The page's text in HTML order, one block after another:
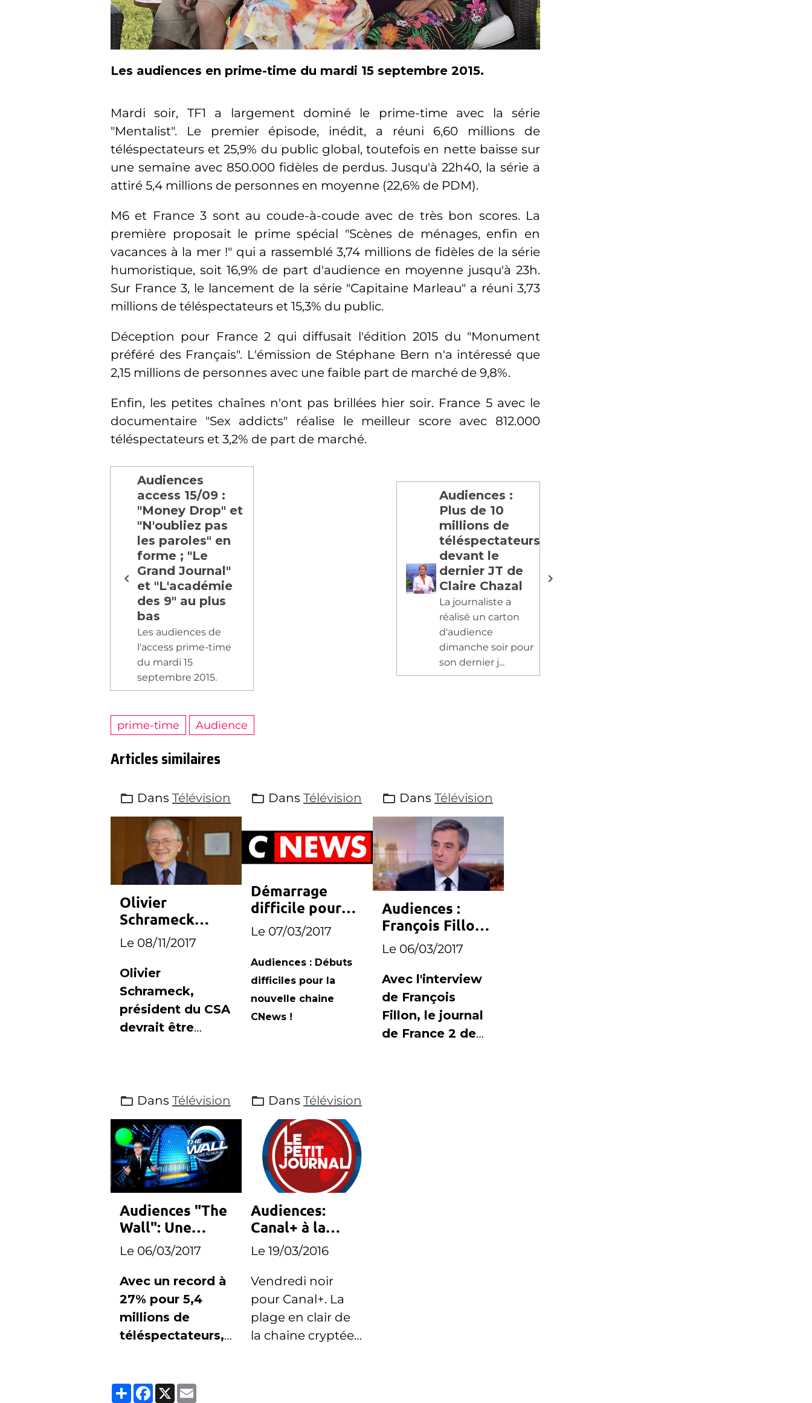
Les audiences en prime-time du mardi 15 septembre 2015.
Mardi soir, TF1 a largement dominé le prime-time avec la série
"Mentalist". Le premier épisode, inédit, a réuni 6,60 millions de
téléspectateurs et 25,9% du public global, toutefois en nette baisse sur
une semaine avec 850.000 fidèles de perdus. Jusqu'à 22h40, la série a
attiré 5,4 millions de personnes en moyenne (22,6% de PDM).
M6 et France 3 sont au coude-à-coude avec de très bon scores. La
première proposait le prime spécial "Scènes de ménages, enfin en
vacances à la mer !" qui a rassemblé 3,74 millions de fidèles de la série
humoristique, soit 16,9% de part d'audience en moyenne jusqu'à 23h.
Sur France 3, le lancement de la série "Capitaine Marleau" a réuni 3,73
millions de téléspectateurs et 15,3% du public.
Déception pour France 2 qui diffusait l'édition 2015 du "Monument
préféré des Français". L'émission de Stéphane Bern n'a intéressé que
2,15 millions de personnes avec une faible part de marché de 9,8%.
Enfin, les petites chaînes n'ont pas brillées hier soir. France 5 avec le
documentaire "Sex addicts" réalise le meilleur score avec 812.000
téléspectateurs et 3,2% de part de marché.
Audiences
access 15/09 :
"Money Drop" et
"N'oubliez pas
les paroles" en
forme ; "Le
Grand Journal"
et "L'académie
des 9" au plus
bas
Les audiences de
l'access prime-time
du mardi 15
septembre 2015.
Audiences :
Plus de 10
millions de
téléspectateurs
devant le
dernier JT de
Claire Chazal
La journaliste a
réalisé un carton
d'audience
dimanche soir pour
son dernier j...
prime-time Audience
Articles similaires
Dans Télévision
Olivier
Schrameck
nommé
président du
RIRM
Le 08/11/2017
Olivier
Schrameck,
président du CSA
devrait être
Dans Télévision
Démarrage
difficile pour
CNews
Le 07/03/2017
Audiences : Débuts
difficiles pour la
nouvelle chaine
CNews !
Dans Télévision
Audiences :
François Fillon
offre le record
au journal de
France 2
Le 06/03/2017
Avec l'interview
de François
Fillon, le journal
de France 2 de
Dans Télévision
Audiences "The
Wall": Une
bonne semaine
pour TF1
Le 06/03/2017
Avec un record à
27% pour 5,4
millions de
téléspectateurs,
première
Dans Télévision
Audiences:
Canal+ à la
ramasse ce
vendredi
Le 19/03/2016
Vendredi noir
pour Canal+. La
plage en clair de
la chaine cryptée
Partager
Facebook
X